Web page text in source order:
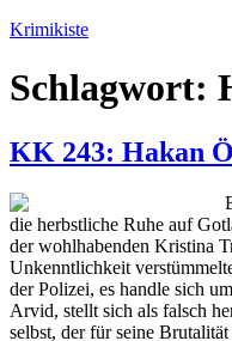
Zum
springen
Krimikiste
Schlagwort:
KK 243: Hakan
die herbstliche Ruhe auf
der wohlhabenden Kristina
Unkenntlichkeit
der Polizei, es handle sich
Arvid, stellt sich als falsch
selbst, der für seine